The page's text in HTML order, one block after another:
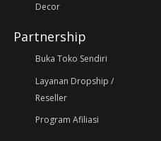
Decor
Partnership
Buka Toko Sendiri
Layanan Dropship /
Reseller
Program Afiliasi